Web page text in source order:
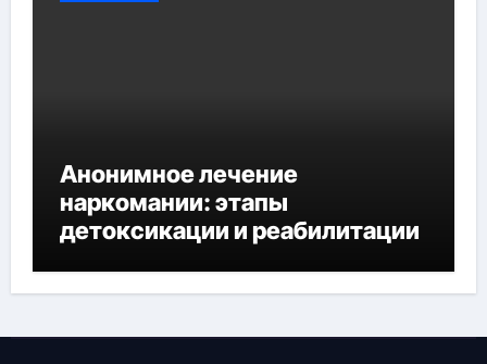
Анонимное лечение
наркомании: этапы
детоксикации и реабилитации